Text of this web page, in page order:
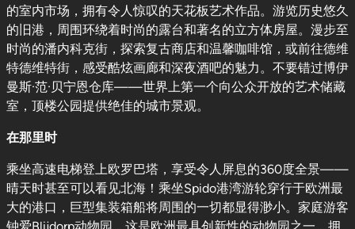
的室内市场，拥有令人惊叹的天花板艺术作品。游览历史悠久
的旧港，周围环绕着时尚的露台和著名的立方体房屋。漫步至
时尚的潘内科克街，探索复古商店和温馨咖啡馆，或前往德维
特德维特街，感受酷炫画廊和深夜酒吧的魅力。不要错过博伊
曼斯·范·贝宁恩仓库——世界上第一个向公众开放的艺术储藏
室，顶楼公园提供绝佳的城市景观。
在那里时
乘坐高速电梯登上欧罗巴塔，享受令人屏息的360度全景——
晴天时甚至可以看见北海！乘坐Spido港湾游轮穿行于欧洲最
大的港口，巨型集装箱船将周围的一切都显得渺小。家庭游客